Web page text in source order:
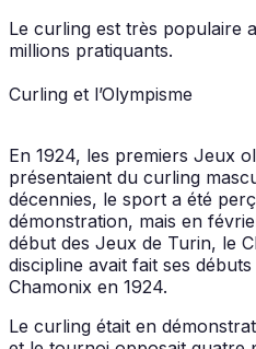
Le curling est très populaire
millions pratiquants.
Curling et l’Olympisme
En 1924, les premiers Jeux
présentaient du curling
décennies, le sport a été
démonstration, mais en
début des Jeux de Turin, le
discipline avait fait ses
Chamonix en 1924.
Le curling était en